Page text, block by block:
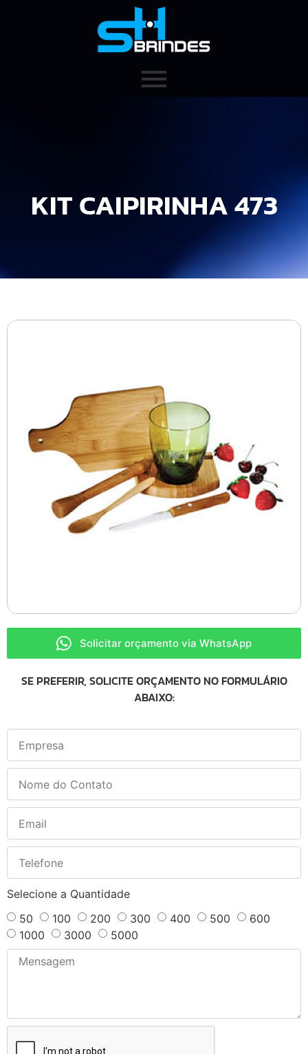
KIT CAIPIRINHA 473
Solicitar orçamento via WhatsApp
SE PREFERIR, SOLICITE ORÇAMENTO NO FORMULÁRIO
ABAIXO:
Selecione a Quantidade
50
100 200 300 400 500
600
1000
3000 5000